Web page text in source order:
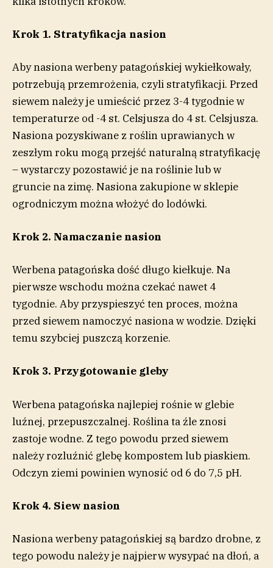
Krok 1. Stratyfikacja nasion
Aby nasiona werbeny patagońskiej wykiełkowały,
potrzebują przemrożenia, czyli stratyfikacji. Przed
siewem należy je umieścić przez 3-4 tygodnie w
temperaturze od -4 st. Celsjusza do 4 st. Celsjusza.
Nasiona pozyskiwane z roślin uprawianych w
zeszłym roku mogą przejść naturalną stratyfikację
– wystarczy pozostawić je na roślinie lub w
gruncie na zimę. Nasiona zakupione w sklepie
ogrodniczym można włożyć do lodówki.
Krok 2. Namaczanie nasion
Werbena patagońska dość długo kiełkuje. Na
pierwsze wschodu można czekać nawet 4
tygodnie. Aby przyspieszyć ten proces, można
przed siewem namoczyć nasiona w wodzie. Dzięki
temu szybciej puszczą korzenie.
Krok 3. Przygotowanie gleby
Werbena patagońska najlepiej rośnie w glebie
luźnej, przepuszczalnej. Roślina ta źle znosi
zastoje wodne. Z tego powodu przed siewem
należy rozluźnić glebę kompostem lub piaskiem.
Odczyn ziemi powinien wynosić od 6 do 7,5 pH.
Krok 4. Siew nasion
Nasiona werbeny patagońskiej są bardzo drobne, z
tego powodu należy je najpierw wysypać na dłoń, a